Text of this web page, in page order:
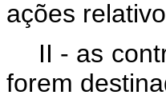
ações
II - as
forem